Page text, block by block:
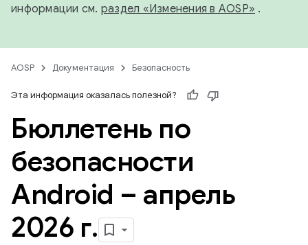
информации см. раздел «Изменения в AOSP» .
AOSP Документация Безопасность
Эта информация оказалась полезной?
Бюллетень по
безопасности
Android – апрель
2026 г.